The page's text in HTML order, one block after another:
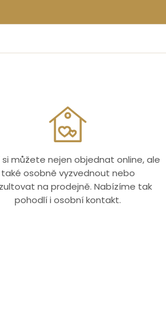
si můžete nejen objednat online, ale
také osobně vyzvednout nebo
na prodejně. Nabízíme tak
pohodlí i osobní kontakt.